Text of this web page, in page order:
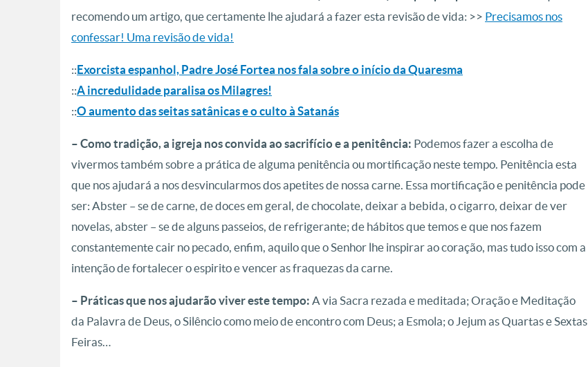
recomendo um artigo, que certamente lhe ajudará a fazer esta revisão de vida: >> Precisamos nos
confessar! Uma revisão de vida!
::Exorcista espanhol, Padre José Fortea nos fala sobre o início da Quaresma
::A incredulidade paralisa os Milagres!
::O aumento das seitas satânicas e o culto à Satanás
– Como tradição, a igreja nos convida ao sacrifício e a penitência: Podemos fazer a escolha de
vivermos também sobre a prática de alguma penitência ou mortificação neste tempo. Penitência esta
que nos ajudará a nos desvincularmos dos apetites de nossa carne. Essa mortificação e penitência pode
ser: Abster – se de carne, de doces em geral, de chocolate, deixar a bebida, o cigarro, deixar de ver
novelas, abster – se de alguns passeios, de refrigerante; de hábitos que temos e que nos fazem
constantemente cair no pecado, enfim, aquilo que o Senhor lhe inspirar ao coração, mas tudo isso com a
intenção de fortalecer o espirito e vencer as fraquezas da carne.
– Práticas que nos ajudarão viver este tempo: A via Sacra rezada e meditada; Oração e Meditação
da Palavra de Deus, o Silêncio como meio de encontro com Deus; a Esmola; o Jejum as Quartas e Sextas
Feiras…